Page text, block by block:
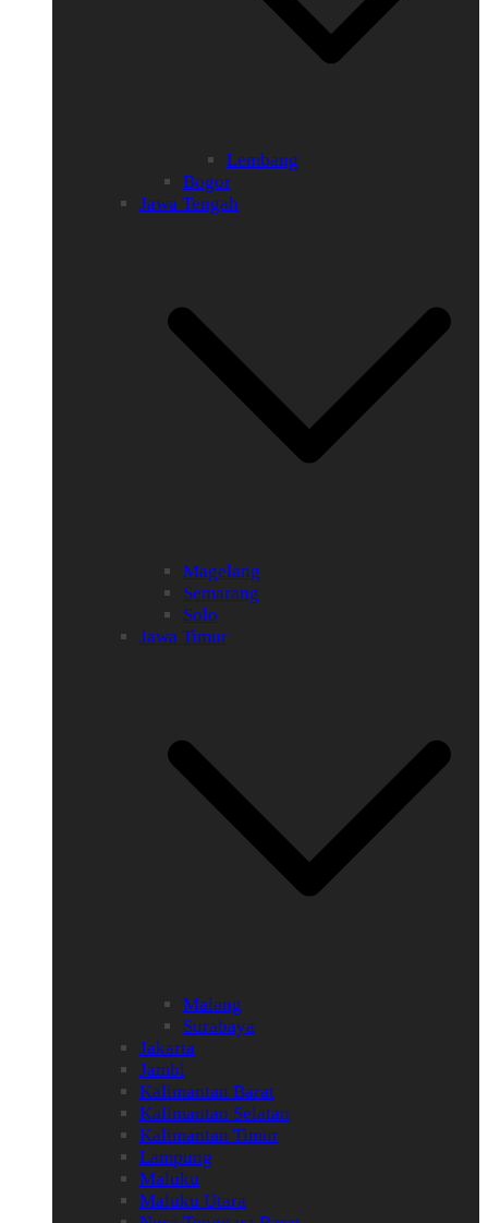
Lembang
Bogor
Jawa Tengah
Magelang
Semarang
Solo
Jawa Timur
Malang
Surabaya
Jakarta
Jambi
Kalimantan Barat
Kalimantan Selatan
Kalimantan Timur
Lampung
Maluku
Maluku Utara